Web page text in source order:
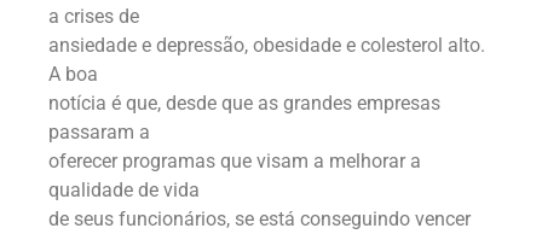
a crises de
ansiedade e depressão, obesidade e colesterol alto.
A boa
notícia é que, desde que as grandes empresas
passaram a
oferecer programas que visam a melhorar a
qualidade de vida
de seus funcionários, se está conseguindo vencer